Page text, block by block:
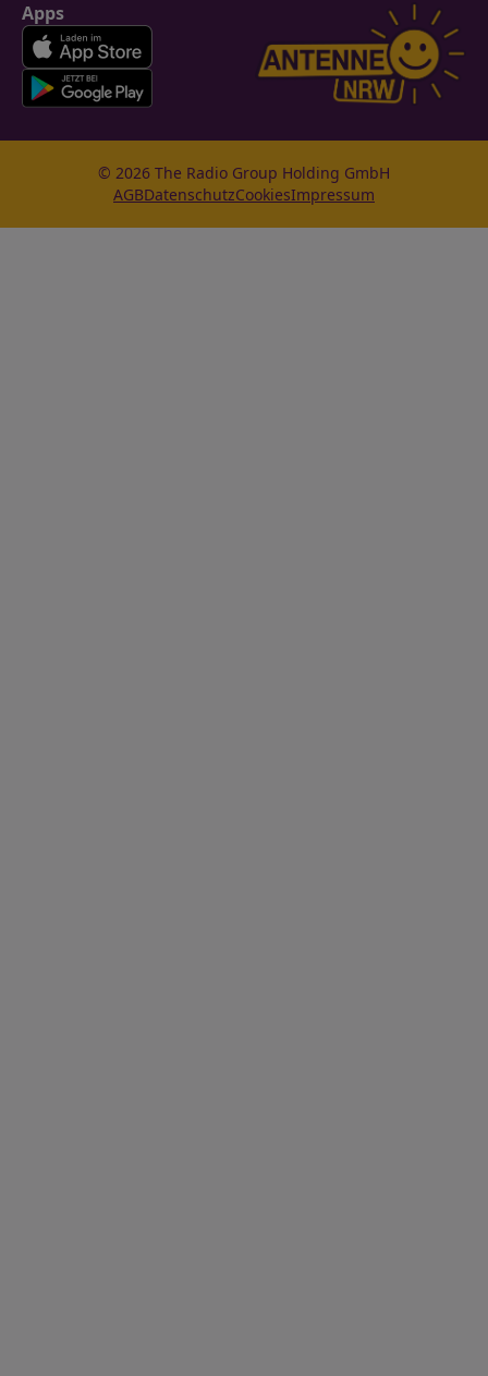
Apps
© 2026 The Radio Group Holding GmbH
AGBDatenschutzCookiesImpressum